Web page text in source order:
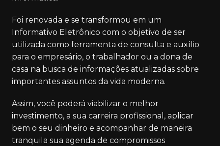
Foi renovada e se transformou em um
Informativo Eletrônico com o objetivo de ser
utilizada como ferramenta de consulta e auxílio
para o empresário, o trabalhador ou a dona de
casa na busca de informações atualizadas sobre
importantes assuntos da vida moderna.
Assim, você poderá viabilizar o melhor
investimento, a sua carreira profissional, aplicar
bem o seu dinheiro e acompanhar de maneira
tranquila sua agenda de compromissos